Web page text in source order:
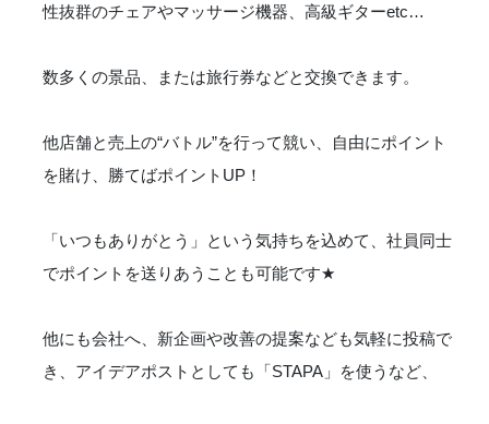
性抜群のチェアやマッサージ機器、高級ギターetc…
数多くの景品、または旅行券などと交換できます。
他店舗と売上の“バトル”を行って競い、自由にポイント
を賭け、勝てばポイントUP！
「いつもありがとう」という気持ちを込めて、社員同士
でポイントを送りあうことも可能です★
他にも会社へ、新企画や改善の提案なども気軽に投稿で
き、アイデアポストとしても「STAPA」を使うなど、